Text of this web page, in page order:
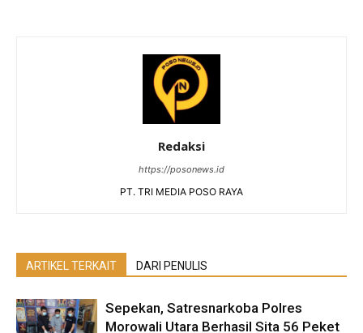
Redaksi
https://posonews.id
PT. TRI MEDIA POSO RAYA
ARTIKEL TERKAIT DARI PENULIS
Sepekan, Satresnarkoba Polres
Morowali Utara Berhasil Sita 56 Peket